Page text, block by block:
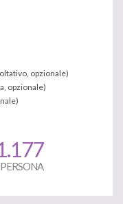
opzionale)
opzionale)